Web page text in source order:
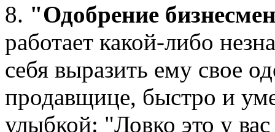
8. "Одобрение
работает какой-либо
себя выразить ему свое
продавщице, быстро и
улыбкой: "Ловко это у